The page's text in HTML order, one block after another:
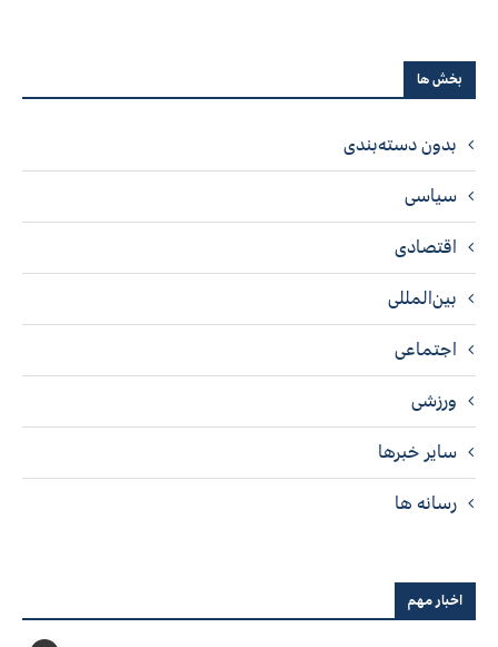
بخش ها
بدون دسته‌بندی
سیاسی
اقتصادی
بین‌المللی
اجتماعی
ورزشی
سایر خبرها
رسانه ها
اخبار مهم